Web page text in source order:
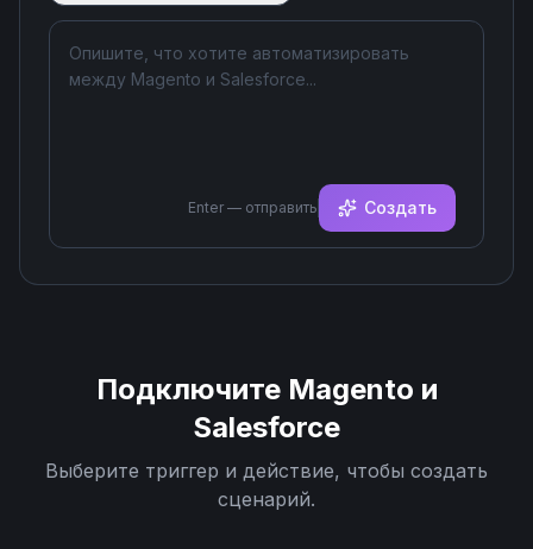
Enter — отправить Создать
Подключите Magento и
Salesforce
Выберите триггер и действие, чтобы создать
сценарий.